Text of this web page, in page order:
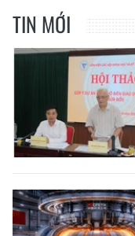
TIN MỚI